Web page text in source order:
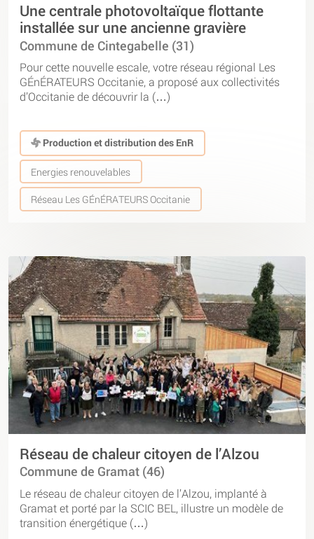
Une centrale photovoltaïque flottante
installée sur une ancienne gravière
Commune de Cintegabelle (31)
Pour cette nouvelle escale, votre réseau régional Les
GÉnÉRATEURS Occitanie, a proposé aux collectivités
d’Occitanie de découvrir la (…)
Production et distribution des EnR
Energies renouvelables
Réseau Les GÉnÉRATEURS Occitanie
Réseau de chaleur citoyen de l’Alzou
Commune de Gramat (46)
Le réseau de chaleur citoyen de l’Alzou, implanté à
Gramat et porté par la SCIC BEL, illustre un modèle de
transition énergétique (…)